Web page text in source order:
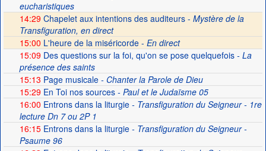
eucharistiques
14:29 Chapelet aux intentions des auditeurs - Mystère de la
Transfiguration, en direct
15:00 L'heure de la miséricorde - En direct
15:09Des questions sur la foi, qu'on se pose quelquefois- La
présence des saints
15:13 Page musicale- Chanter la Parole de Dieu
15:29En Toi nos sources- Paul et le Judaïsme 05
16:00 Entrons dans la liturgie- Transfiguration du Seigneur - 1re
lecture Dn 7 ou 2P 1
16:15Entrons dans la liturgie- Transfiguration du Seigneur -
Psaume 96